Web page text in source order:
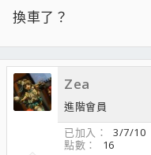
換車了？
Zea
進階會員
已加入
3/7/10
點數
16